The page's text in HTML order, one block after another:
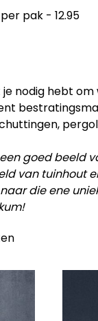
pak - 12.95
je nodig hebt
goed beeld
van tuinhout
die ene